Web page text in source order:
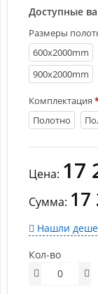
Доступные
Размеры
600х2000mm
900х2000mm
Комплектация
Полотно
Цена: 17
Сумма: 17
Нашли
Кол-во